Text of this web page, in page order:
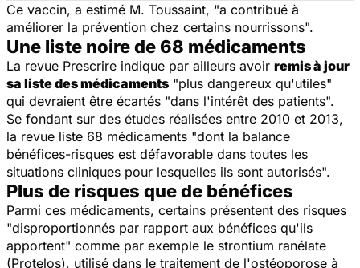
Ce vaccin, a estimé M. Toussaint, "a contribué à
améliorer la prévention chez certains nourrissons".
Une liste noire de 68 médicaments
La revue Prescrire indique par ailleurs avoir remis à jour
sa liste des médicaments "plus dangereux qu'utiles"
qui devraient être écartés "dans l'intérêt des patients".
Se fondant sur des études réalisées entre 2010 et 2013,
la revue liste 68 médicaments "dont la balance
bénéfices-risques est défavorable dans toutes les
situations cliniques pour lesquelles ils sont autorisés".
Plus de risques que de bénéfices
Parmi ces médicaments, certains présentent des risques
"disproportionnés par rapport aux bénéfices qu'ils
apportent" comme par exemple le strontium ranélate
(Protelos), utilisé dans le traitement de l'ostéoporose à